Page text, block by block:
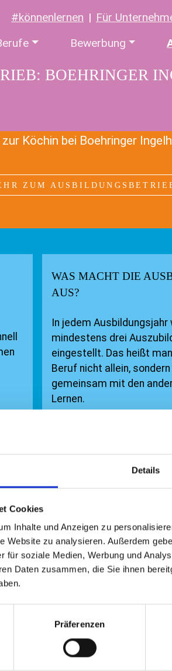
Details
Cookies
Inhalte und Anzeigen zu
Website zu analysieren. Außerdem
für soziale Medien, Werbung und
Daten zusammen, die Sie ihnen
Präferenzen
#könnenlernen Für
Bewerbung
BOEHRINGER
Köchin bei Boehringer
ZUM
WAS MACHT DIE
AUS?
In jedem Ausbildungsjahr
mindestens drei
eingestellt. Das heißt
Beruf nicht allein,
gemeinsam mit den
Lernen.